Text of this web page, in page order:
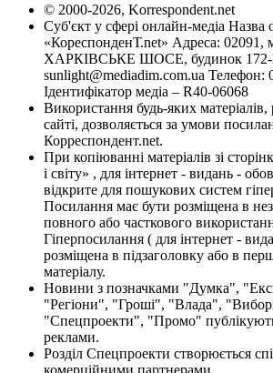
© 2000-2026, Korrespondent.net
Суб'єкт у сфері онлайн-медіа Назва
«КореспонденТ.net» Адреса: 02091,
ХАРКІВСЬКЕ ШОСЕ, будинок 172-
sunlight@mediadim.com.ua Телефон:
Ідентифікатор медіа – R40-06068
Використання будь-яких
сайті, дозволяється за умови
Корреспондент.net.
При копіюванні матеріалів зі
і світу» , для інтернет - видань -
відкрите для пошукових систем
Посилання має бути розміщена в
повного або часткового
Гіперпосилання ( для інтернет -
розміщена в підзаголовку або в
матеріалу.
Новини з позначками "Думка",
"Регіони", "Гроші", "Влада",
"Спецпроекти", "Промо"
реклами.
Розділ Спецпроекти створюється
комерційними партнерами.